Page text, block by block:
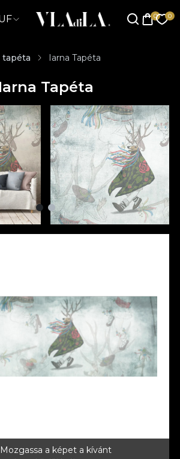
tapéta Iarna Tapéta
Iarna Tapéta
Mozgassa a képet a kívánt